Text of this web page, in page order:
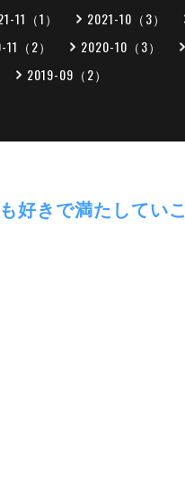
11（1） 2021-10（3）
（2） 2020-10（3）
2019-09（2）
好きで満たしていこ